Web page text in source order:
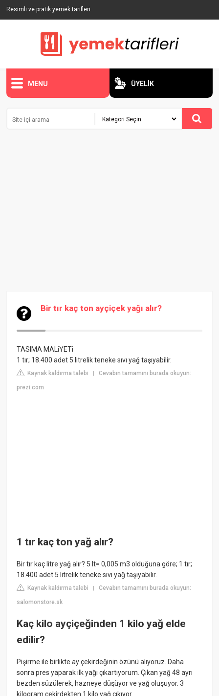
Resimli ve pratik yemek tarifleri
MENU ÜYELİK
Bir tır kaç ton ayçiçek yağı alır?
TASIMA MALiYETi
1 tır; 18.400 adet 5 litrelik teneke sıvı yağ taşıyabilir.
Kaynak kaldırma talebi |Cevabın tamamını burada okuyun:
prezi.com
1 tır kaç ton yağ alır?
Bir tır kaç litre yağ alır? 5 lt= 0,005 m3 olduğuna göre; 1 tır;
18.400 adet 5 litrelik teneke sıvı yağ taşıyabilir.
Kaynak kaldırma talebi |Cevabın tamamını burada okuyun:
salomonstore.sk
Kaç kilo ayçiçeğinden 1 kilo yağ elde
edilir?
Pişirme ile birlikte ay çekirdeğinin özünü alıyoruz. Daha
sonra pres yaparak ilk yağı çıkartıyorum. Çıkan yağ 48 ayrı
bezden süzülerek, hazneye düşüyor ve yağ oluşuyor. 3
kilogram çekirdekten 1 kilo yağ çıkıyor.